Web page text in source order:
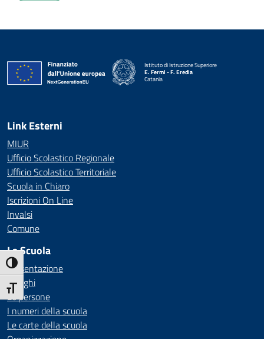
Attiva/disattiva alto contrasto
Attiva/disattiva dimensione testo
Istituto di Istruzione Superiore
E. Fermi - F. Eredia
Catania
Link Esterni
MIUR
Ufficio Scolastico Regionale
Ufficio Scolastico Territoriale
Scuola in Chiaro
Iscrizioni On Line
Invalsi
Comune
La Scuola
Presentazione
I luoghi
Le persone
I numeri della scuola
Le carte della scuola